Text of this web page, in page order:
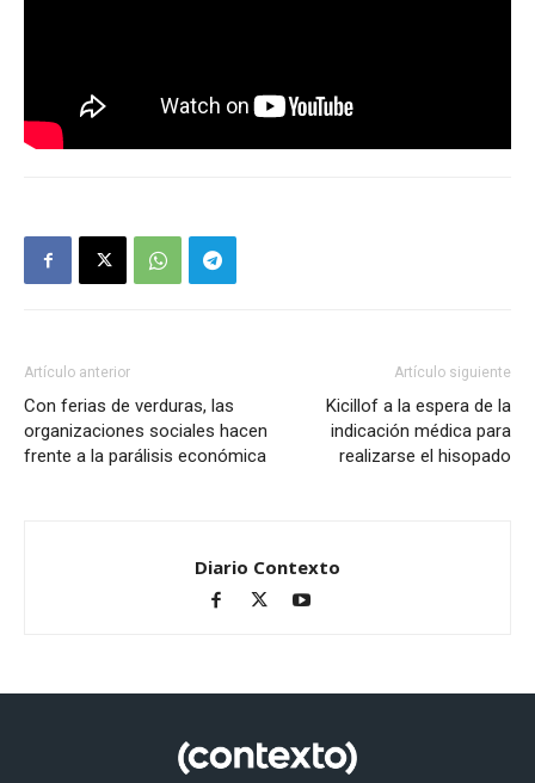
Artículo anterior
Con ferias de verduras, las
organizaciones sociales hacen
frente a la parálisis económica
Artículo siguiente
Kicillof a la espera de la
indicación médica para
realizarse el hisopado
Diario Contexto